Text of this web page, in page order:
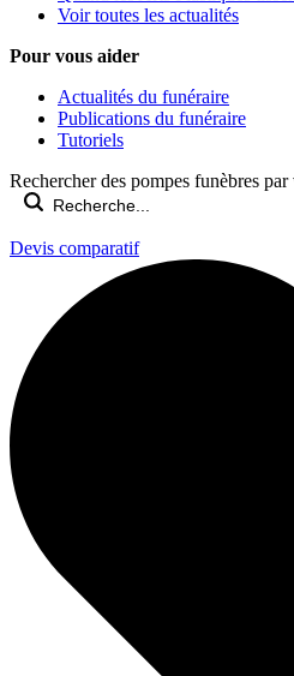
Voir toutes les actualités
Pour vous aider
Actualités du funéraire
Publications du funéraire
Tutoriels
Rechercher des pompes funèbres
Devis comparatif